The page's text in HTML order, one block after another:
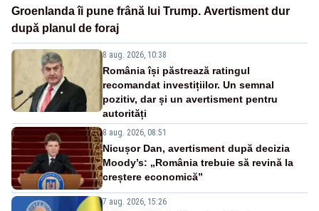
Groenlanda îi pune frână lui Trump. Avertisment dur
după planul de foraj
8 aug. 2026, 10:38
România își păstrează ratingul
recomandat investițiilor. Un semnal
pozitiv, dar și un avertisment pentru
autorități
8 aug. 2026, 08:51
Nicușor Dan, avertisment după decizia
Moody’s: „România trebuie să revină la
creștere economică”
7 aug. 2026, 15:26